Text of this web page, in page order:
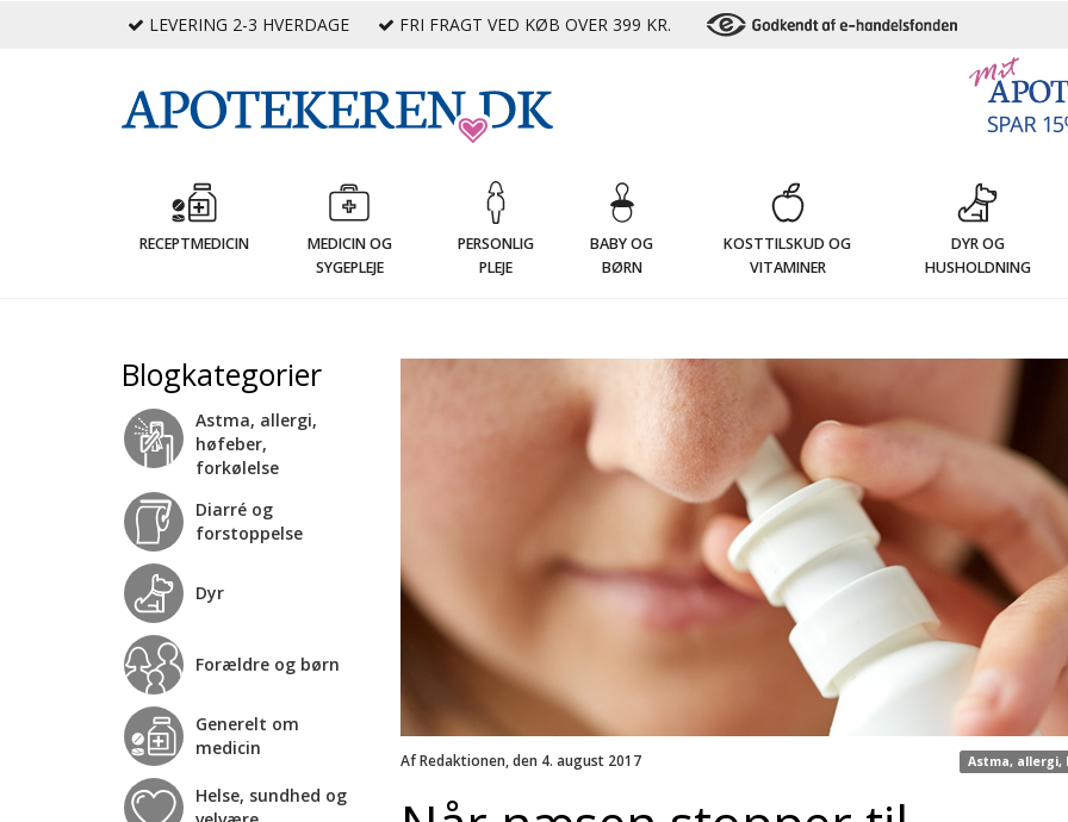
LEVERING 2-3 HVERDAGE FRI FRAGT VED KØB OVER 399 KR.
RECEPTMEDICIN
MEDICIN OG
SYGEPLEJE
PERSONLIG
PLEJE
BABY OG
BØRN
KOSTTILSKUD OG
VITAMINER
DYR OG
HUSHOLDNING
Blogkategorier
Astma, allergi,
høfeber,
forkølelse
Diarré og
forstoppelse
Dyr
Forældre og børn
Generelt om
medicin
Helse, sundhed og
Af Redaktionen, den 4. august 2017 Astma,